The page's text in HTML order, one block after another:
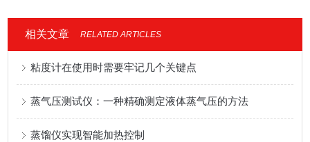
相关文章 RELATED ARTICLES
粘度计在使用时需要牢记几个关键点
蒸气压测试仪：一种精确测定液体蒸气压的方法
蒸馏仪实现智能加热控制